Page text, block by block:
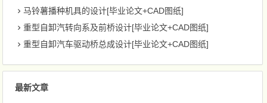
马铃薯播种机具的设计[毕业论文+CAD图纸]
重型自卸汽转向系及前桥设计[毕业论文+CAD图纸]
重型自卸汽车驱动桥总成设计[毕业论文+CAD图纸]
最新文章